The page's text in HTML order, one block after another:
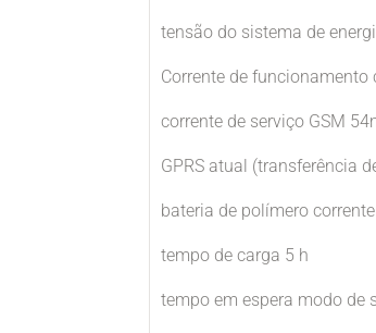
tensão do sistema de
Corrente de
corrente de serviço GSM
GPRS atual (transferência
bateria de polímero
tempo de carga 5 h
tempo em espera modo de